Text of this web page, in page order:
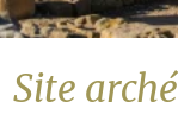
Site